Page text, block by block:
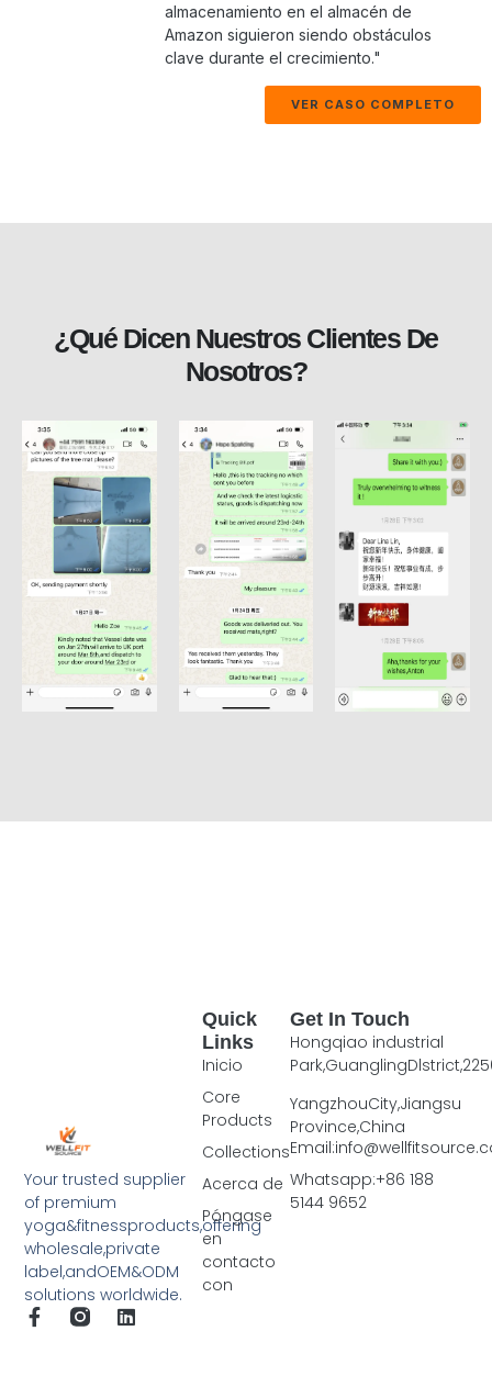
almacenamiento en el almacén de
Amazon siguieron siendo obstáculos
clave durante el crecimiento."
VER CASO COMPLETO
¿Qué Dicen Nuestros Clientes De
Nosotros?
Your trusted supplier
of premium
yoga&fitnessproducts,offering
wholesale,private
label,andOEM&ODM
solutions worldwide.
Quick
Links
Inicio
Core
Products
Collections
Acerca de
Póngase
en
contacto
con
Get In Touch
Hongqiao industrial
YangzhouCity,Jiangsu
Province,China
Whatsapp:+86 188
5144 9652